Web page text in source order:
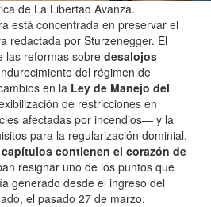
de La Libertad Avanza.
está concentrada en preservar el
redactada por Sturzenegger. El
las reformas sobre desalojos
del régimen de
en laLey de Manejo del
de restricciones en
afectadas por incendios— y la
para la regularización dominial.
contienen el corazón de
resignar uno de los puntos que
generado desde el ingreso del
el pasado 27 de marzo.